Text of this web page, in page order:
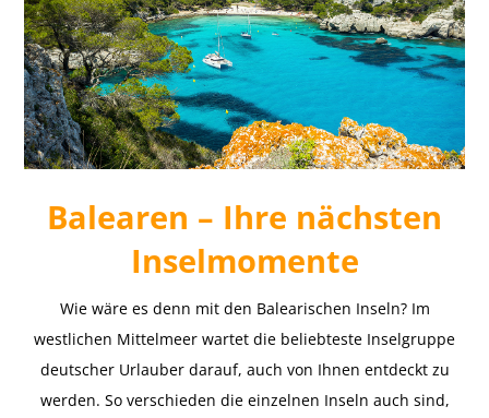
Balearen – Ihre nächsten
Inselmomente
Wie wäre es denn mit den Balearischen Inseln? Im
westlichen Mittelmeer wartet die beliebteste Inselgruppe
deutscher Urlauber darauf, auch von Ihnen entdeckt zu
werden. So verschieden die einzelnen Inseln auch sind,